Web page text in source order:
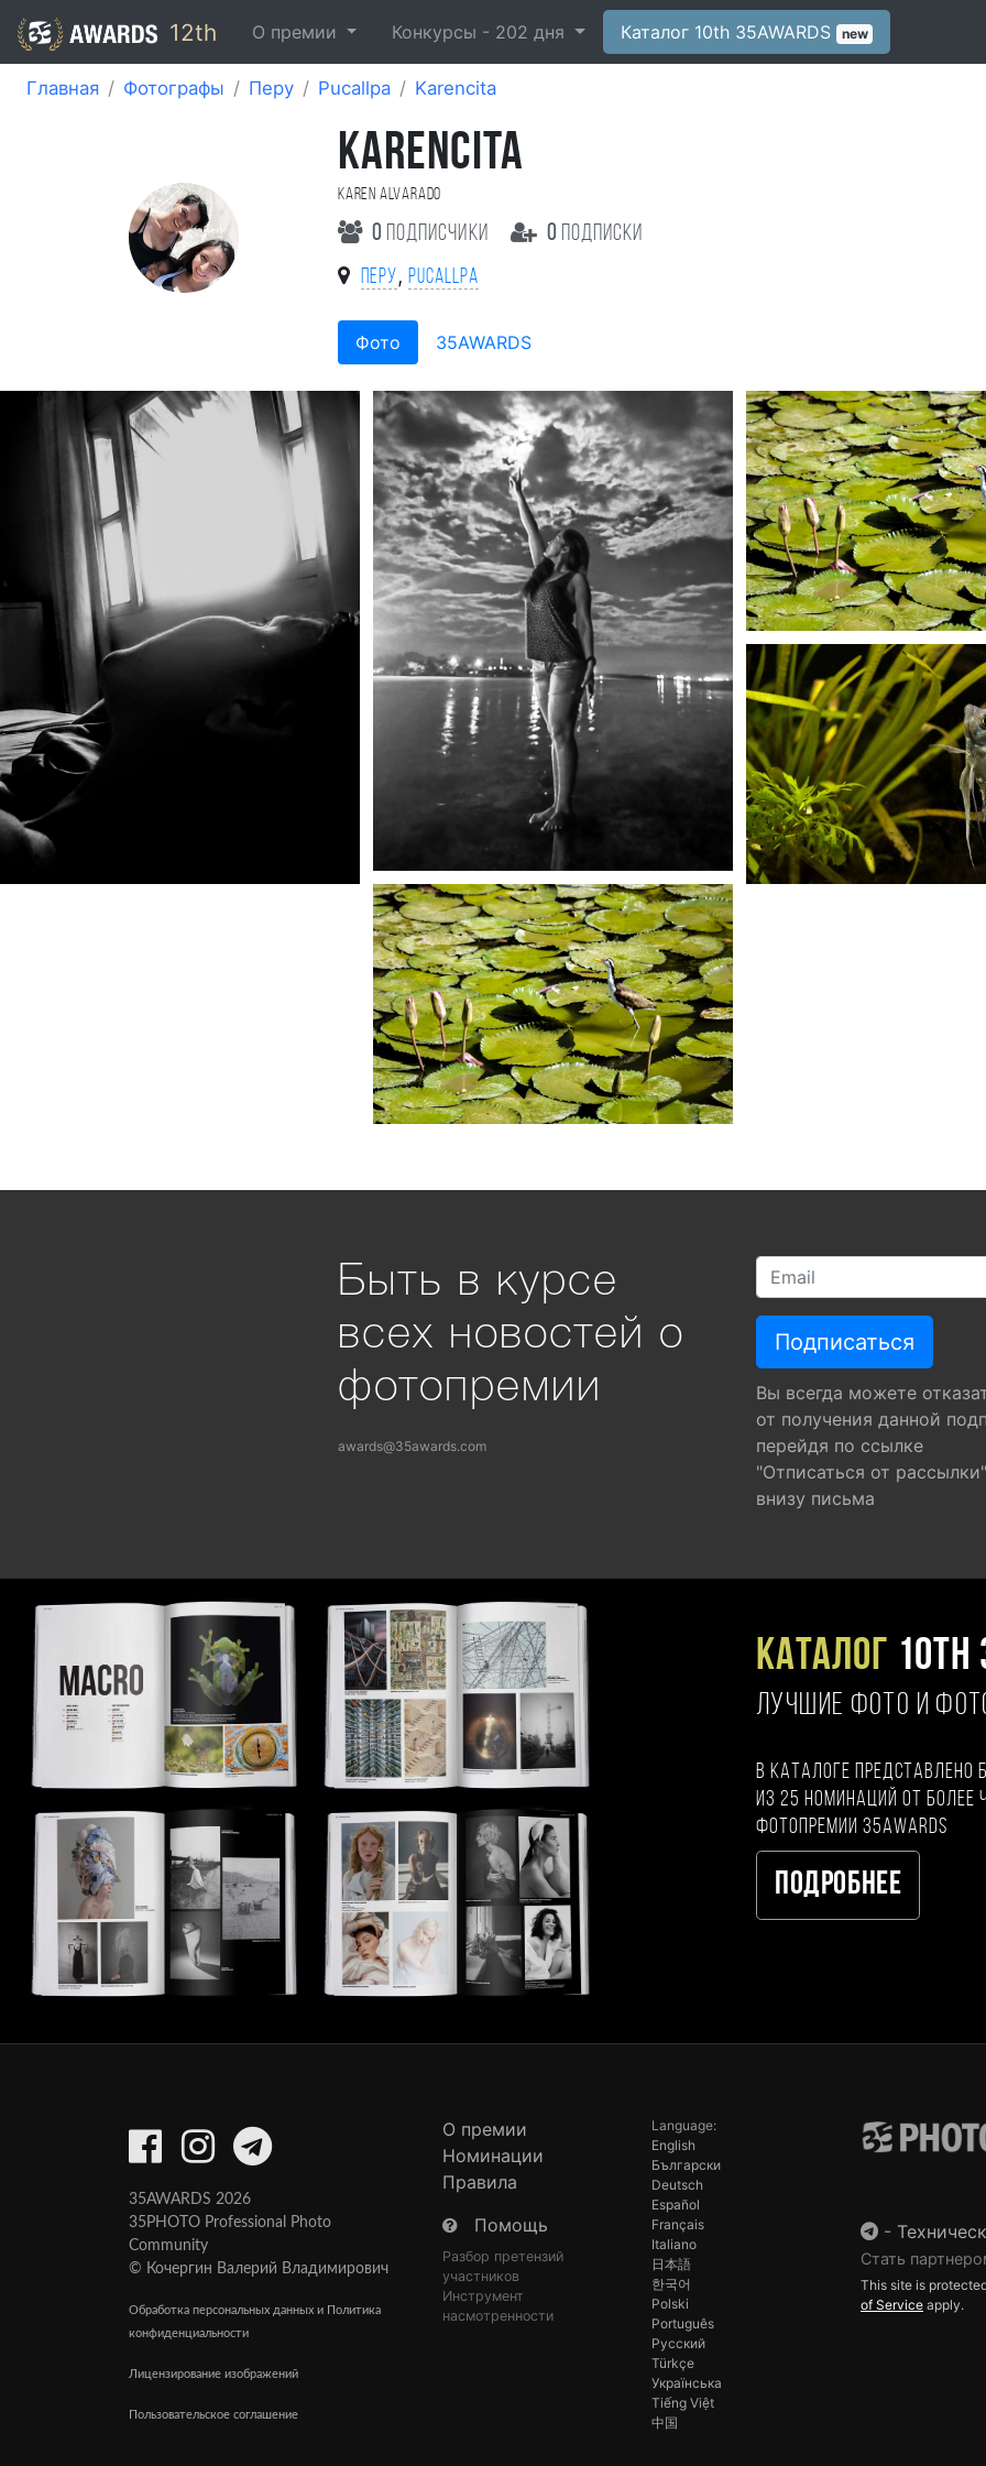
12th О премии Конкурсы - 202 дня Каталог 10th 35AWARDS new
Главная Фотографы Перу Pucallpa Karencita
KARENCITA
Karen Alvarado
0 подписчики 0 подписки
Перу , Pucallpa
Фото 35AWARDS
Быть в курсе
всех новостей о
фотопремии
awards@35awards.com
Вы всегда можете
от получения данной
перейдя по ссылке
"Отписаться от рассылки"
внизу письма
Каталог 10TH
ЛУЧШИЕ ФОТО И
В каталоге представлено
из 25 номинаций от более
фотопремии 35AWARDS
Подробнее
35AWARDS 2026
35PHOTO Professional Photo
Community
© Кочергин Валерий Владимирович
Обработка персональных данных и Политика
конфиденциальности
Лицензирование изображений
Пользовательское соглашение
О премии
Номинации
Правила
Помощь
Разбор претензий
участников
Инструмент
насмотренности
Language:
English
Български
Deutsch
Español
Français
Italiano
日本語
한국어
Polski
Português
Русский
Türkçe
Українська
Tiếng Việt
中国
-
Стать
This site is
of Service apply.